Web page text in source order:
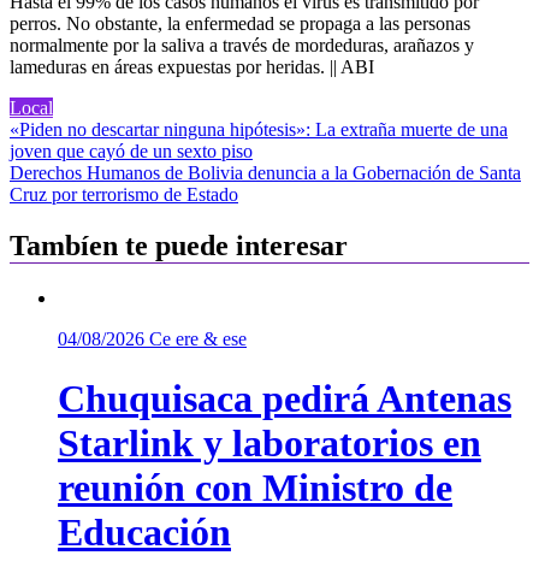
perros. No obstante, la enfermedad se propaga a las personas
normalmente por la saliva a través de mordeduras, arañazos y
lameduras en áreas expuestas por heridas. || ABI
Local
Navegación
de
entradas
«Piden no descartar ninguna hipótesis»: La extraña muerte de una
joven que cayó de un sexto piso
Derechos Humanos de Bolivia denuncia a la Gobernación de Santa
Cruz por terrorismo de Estado
Tambíen te puede interesar
04/08/2026 Ce ere & ese
Chuquisaca pedirá Antenas
Starlink y laboratorios en
reunión con Ministro de
Educación